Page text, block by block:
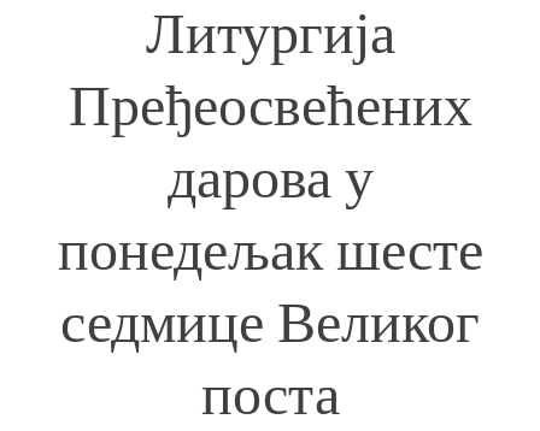
Литургија
Пређеосвећених
дарова у
понедељак шесте
седмице Великог
поста